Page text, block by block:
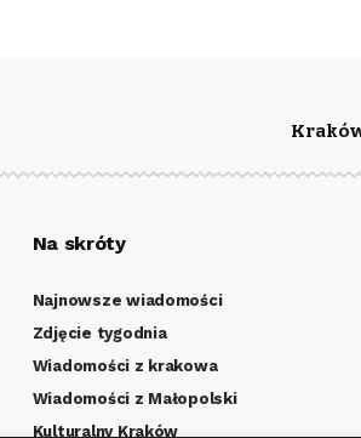
Na skróty
Najnowsze wiadomości
Zdjęcie tygodnia
Wiadomości z krakowa
Wiadomości z Małopolski
Kulturalny Kraków